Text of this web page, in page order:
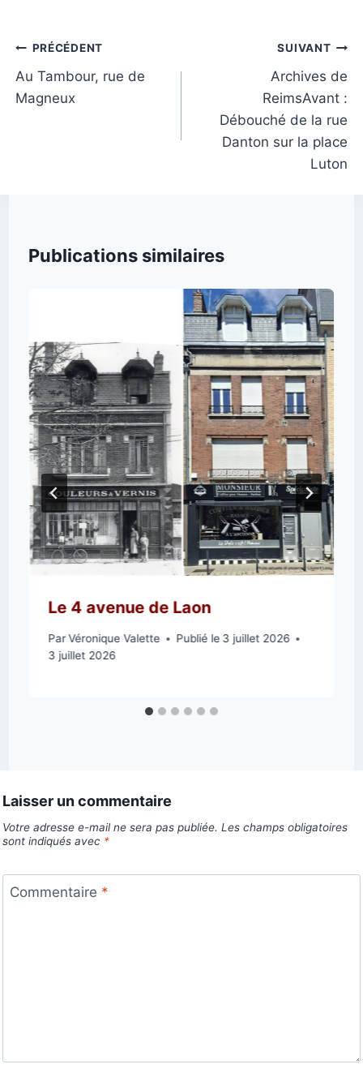
publication :
Navigation
de
l’article
PRÉCÉDENT
Au Tambour, rue de
Magneux
SUIVANT
Archives de
ReimsAvant :
Débouché de la rue
Danton sur la place
Luton
Publications similaires
Le 4 avenue de Laon
ParVéronique Valette Publié le 3 juillet 2026
3 juillet 2026
Laisser un commentaire
Votre adresse e-mail ne sera pas publiée. Les champs obligatoires
sont indiqués avec *
Commentaire *